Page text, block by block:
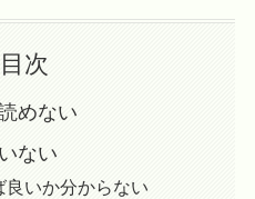
目次
めない
ない
良いか分からない